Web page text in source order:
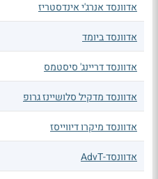
אדוונסד אנרג'י אינדסטריז
אדוונסד ביומד
אדוונסד דריינג' סיסטמס
אדוונסד מדקיל סלושיינז גרופ
אדוונסד מיקרו דיווייסז
אדוונסד-AdvT